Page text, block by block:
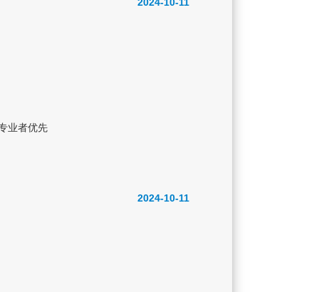
业者优先
2024-10-11